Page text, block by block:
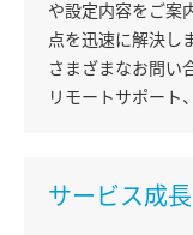
や設定内容をご案
点を迅速に解決し
さまざまなお問い
リモートサポート
サービス成